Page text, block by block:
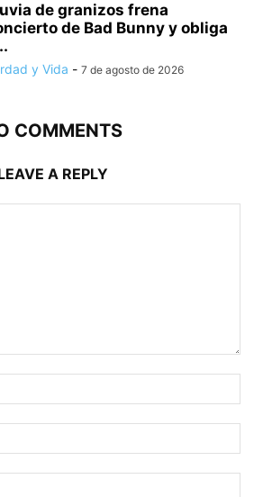
de granizos frena
de Bad Bunny y obliga
y Vida - 7 de agosto de 2026
COMMENTS
A REPLY